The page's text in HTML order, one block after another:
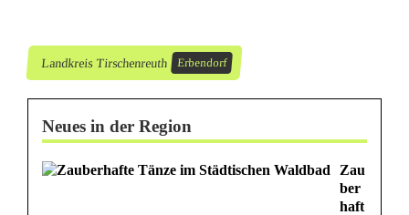
Landkreis Tirschenreuth Erbendorf
Neues in der Region
Zau
ber
haft